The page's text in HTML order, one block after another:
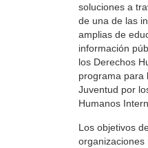
soluciones a
de una de las
amplias de
información
los Derechos
programa para
Juventud por
Humanos
Los objetivos
organizaciones